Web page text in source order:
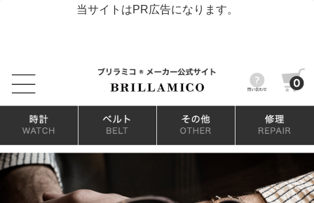
当サイトはPR広告になります。